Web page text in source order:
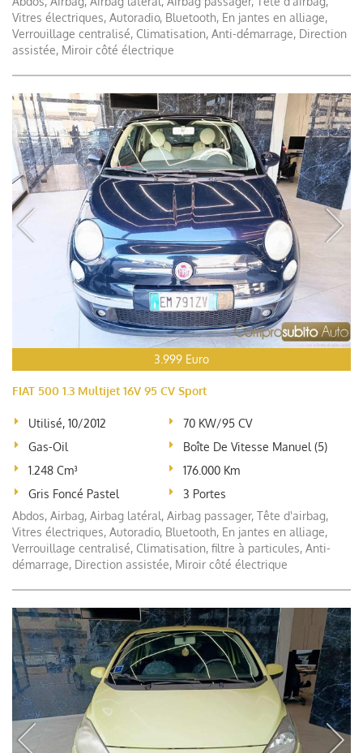
Vitres électriques, Autoradio, Bluetooth, En jantes en alliage,
Verrouillage centralisé, Climatisation, Anti-démarrage, Direction
assistée, Miroir côté électrique
3.999 Euro
FIAT 500 1.3 Multijet 16V 95 CV Sport
Utilisé, 10/2012
70 KW/95 CV
Gas-Oil
Boîte De Vitesse Manuel (5)
1.248 Cm³
176.000 Km
Gris Foncé Pastel
3 Portes
Abdos, Airbag, Airbag latéral, Airbag passager, Tête d'airbag,
Vitres électriques, Autoradio, Bluetooth, En jantes en alliage,
Verrouillage centralisé, Climatisation, filtre à particules, Anti-
démarrage, Direction assistée, Miroir côté électrique